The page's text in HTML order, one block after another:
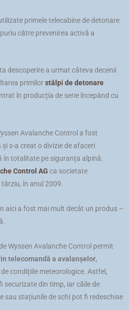
primele telecabine de detonare
către prevenirea activă a
descoperire a urmat câteva decenii
primilorstâlpi de detonare
în producția de serie începând cu
Avalanche Control a fost
s-a creat o divizie de afaceri
în totalitate pe siguranța alpină.
Control AG ca societate
în anul 2009.
aici a fost mai mult decât un produs –
Wyssen Avalanche Control permit
telecomandă a avalanșelor,
condițiile meteorologice. Astfel,
securizate din timp, iar căile de
sau stațiunile de schi pot fi redeschise